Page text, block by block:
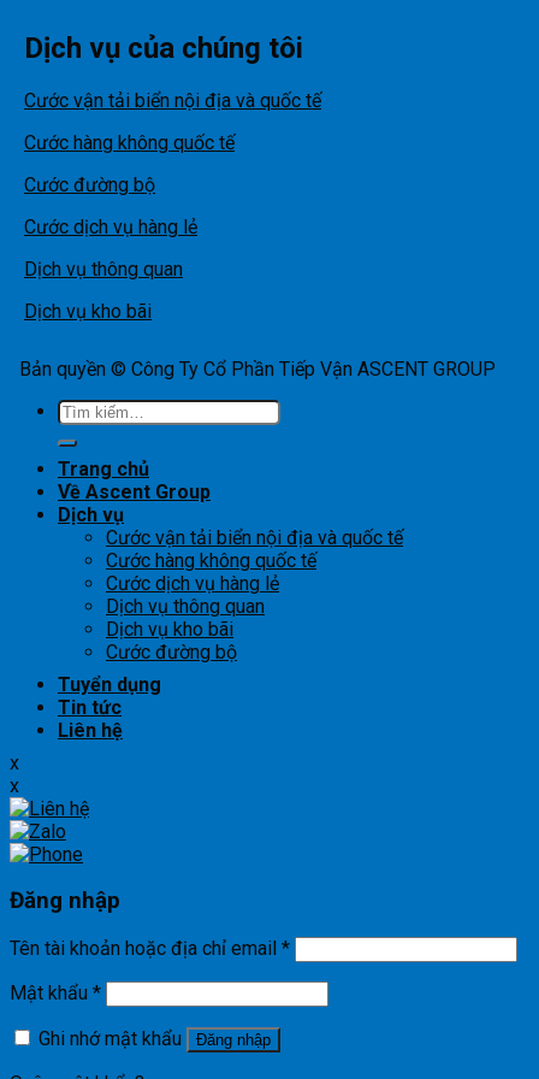
Dịch vụ của chúng tôi
Cước vận tải biển nội địa và quốc tế
Cước hàng không quốc tế
Cước đường bộ
Cước dịch vụ hàng lẻ
Dịch vụ thông quan
Dịch vụ kho bãi
Bản quyền © Công Ty Cổ Phần Tiếp Vận ASCENT GROUP
Tìm
kiếm:
Trang chủ
Về Ascent Group
Dịch vụ
Cước vận tải biển nội địa và quốc tế
Cước hàng không quốc tế
Cước dịch vụ hàng lẻ
Dịch vụ thông quan
Dịch vụ kho bãi
Cước đường bộ
Tuyển dụng
Tin tức
Liên hệ
x
x
Đăng nhập
Tên tài khoản hoặc địa chỉ email *
Mật khẩu *
Ghi nhớ mật khẩu
Đăng nhập